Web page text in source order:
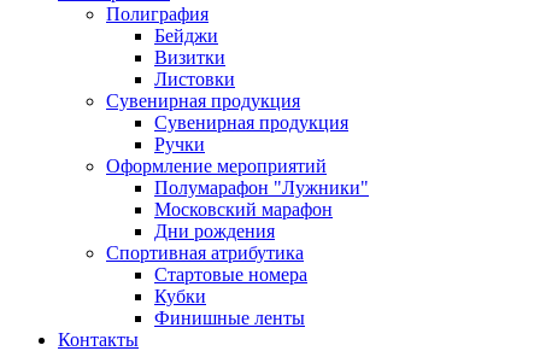
Полиграфия
Бейджи
Визитки
Листовки
Сувенирная продукция
Сувенирная продукция
Ручки
Оформление мероприятий
Полумарафон "Лужники"
Московский марафон
Дни рождения
Спортивная атрибутика
Стартовые номера
Кубки
Финишные ленты
Контакты